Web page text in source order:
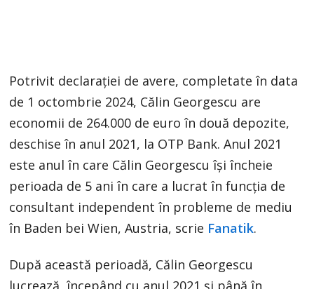
Potrivit declarației de avere, completate în data
de 1 octombrie 2024, Călin Georgescu are
economii de 264.000 de euro în două depozite,
deschise în anul 2021, la OTP Bank. Anul 2021
este anul în care Călin Georgescu își încheie
perioada de 5 ani în care a lucrat în funcția de
consultant independent în probleme de mediu
în Baden bei Wien, Austria, scrie Fanatik.
După această perioadă, Călin Georgescu
lucrează, începând cu anul 2021 și până în